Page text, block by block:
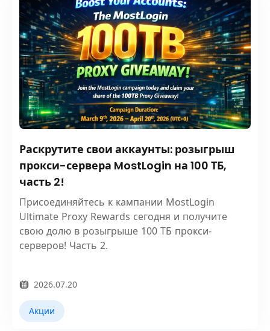
Раскрутите свои аккаунты: розыгрыш
прокси-сервера MostLogin на 100 ТБ,
часть 2!
Присоединяйтесь к кампании MostLogin
Ultimate Proxy Rewards сегодня и получите
свою долю в розыгрыше 100 ТБ прокси-
серверов! Часть 2.
2026.07.20
Акции